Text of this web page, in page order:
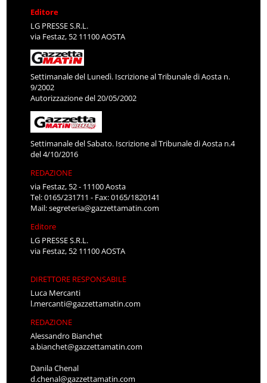
Editore
LG PRESSE S.R.L.
via Festaz, 52 11100 AOSTA
Settimanale del Lunedì. Iscrizione al Tribunale di Aosta n.
9/2002
Autorizzazione del 20/05/2002
Settimanale del Sabato. Iscrizione al Tribunale di Aosta n.4
del 4/10/2016
REDAZIONE
via Festaz, 52 - 11100 Aosta
Tel: 0165/231711 - Fax: 0165/1820141
Mail:segreteria@gazzettamatin.com
Editore
LG PRESSE S.R.L.
via Festaz, 52 11100 AOSTA
DIRETTORE RESPONSABILE
Luca Mercanti
l.mercanti@gazzettamatin.com
REDAZIONE
Alessandro Bianchet
a.bianchet@gazzettamatin.com
Danila Chenal
d.chenal@gazzettamatin.com